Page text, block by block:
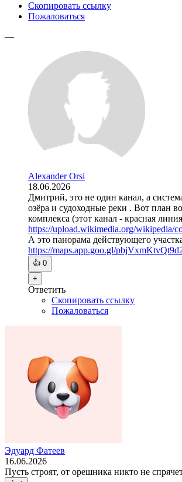
Скопировать ссылку
Пожаловаться
—
Alexander Orsi
18.06.2026
Дмитрий, это не один канал, а
озёра и судоходные реки . Вот план
комплекса (этот канал - красная
https://upload.wikimedia.org/wikipedia/
А это панорама действующего
https://maps.app.goo.gl/
👍 0
+
Ответить
Скопировать ссылку
Пожаловаться
Эдуард Фатеев
16.06.2026
Пусть строят, от орешника никто не